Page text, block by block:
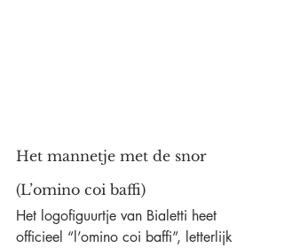
Het mannetje met de snor
(L’omino coi baffi)
Het logofiguurtje van Bialetti heet
officieel “l’omino coi baffi”, letterlijk